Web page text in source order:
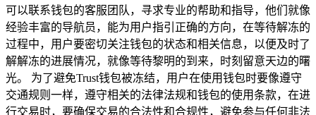
可以联系钱包的客服团队，寻求专业的帮助和指导，他们就像
经验丰富的导航员，能为用户指引正确的方向，在等待解冻的
过程中，用户要密切关注钱包的状态和相关信息，以便及时了
解解冻的进展情况，就像等待黎明的到来，时刻留意天边的曙
光。 为了避免Trust钱包被冻结，用户在使用钱包时要像遵守
交通规则一样，遵守相关的法律法规和钱包的使用条款，在进
行交易时，要确保交易的合法性和合规性，避免参与任何非法